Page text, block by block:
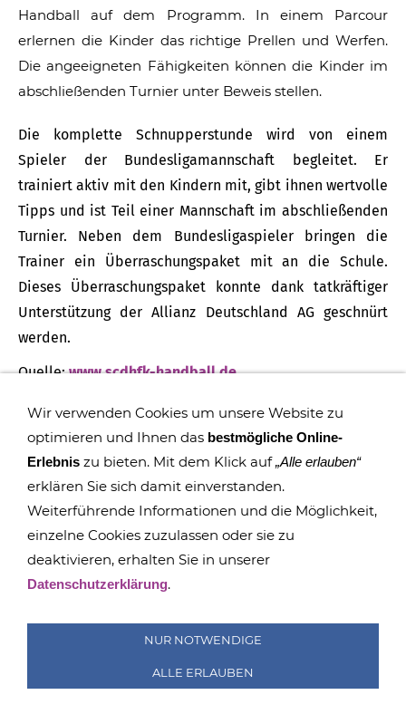
Handball auf dem Programm. In einem Parcour
erlernen die Kinder das richtige Prellen und Werfen.
Die angeeigneten Fähigkeiten können die Kinder im
abschließenden Turnier unter Beweis stellen.
Die komplette Schnupperstunde wird von einem
Spieler der Bundesligamannschaft begleitet. Er
trainiert aktiv mit den Kindern mit, gibt ihnen wertvolle
Tipps und ist Teil einer Mannschaft im abschließenden
Turnier. Neben dem Bundesligaspieler bringen die
Trainer ein Überraschungspaket mit an die Schule.
Dieses Überraschungspaket konnte dank tatkräftiger
Unterstützung der Allianz Deutschland AG geschnürt
werden.
Quelle:www.scdhfk-handball.de
IMPRESSUM COOKIES
SUCHEN
© GRUNDSCHULE RÖTHA 2015 - 2026
Wir verwenden Cookies um unsere Website zu
optimieren und Ihnen das bestmögliche Online-
Erlebnis zu bieten. Mit dem Klick auf„Alle erlauben“
erklären Sie sich damit einverstanden.
Weiterführende Informationen und die Möglichkeit,
einzelne Cookies zuzulassen oder sie zu
deaktivieren, erhalten Sie in unserer
Datenschutzerklärung.
NUR NOTWENDIGE
ALLE ERLAUBEN